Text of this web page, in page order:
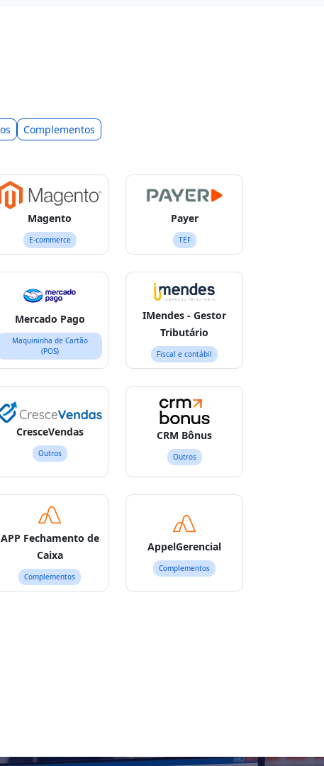
Complementos
Magento
E-commerce
Payer
TEF
Mercado Pago
Maquininha de Cartão
(POS)
IMendes - Gestor
Tributário
Fiscal e contábil
CresceVendas
Outros
CRM Bônus
Outros
APP Fechamento de
Caixa
Complementos
AppelGerencial
Complementos